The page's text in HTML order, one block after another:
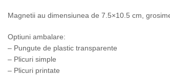
Magnetii au dimensiunea de 7.5×10.5 cm,
Optiuni ambalare:
– Pungute de plastic transparente
– Plicuri simple
– Plicuri printate